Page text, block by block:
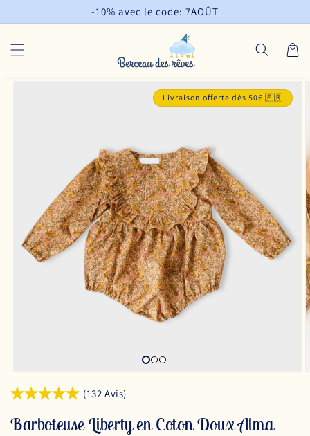
au
-10% avec le code: 7AOÛT
Panier
Livraison offerte dès 50€ 🇫🇷
(132 Avis)
Barboteuse Liberty en Coton Doux Alma